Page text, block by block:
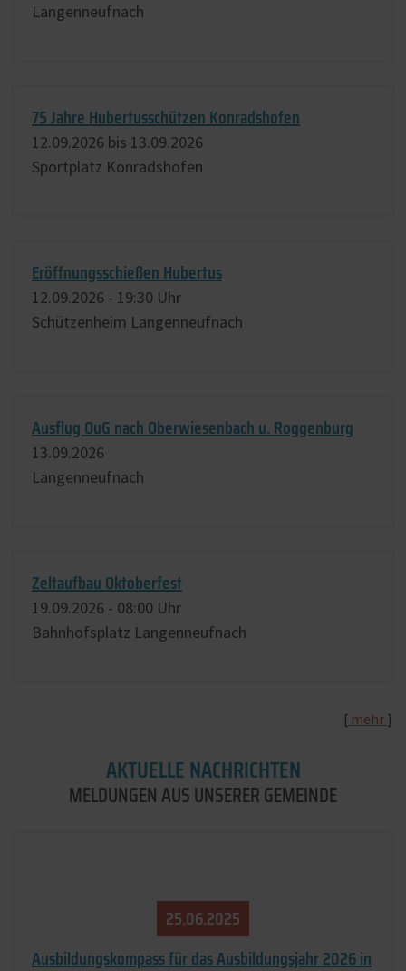
Langenneufnach
75 Jahre Hubertusschützen Konradshofen
12.​09.​2026 bis 13.​09.​2026
Sportplatz Konradshofen
Eröffnungsschießen Hubertus
12.​09.​2026 - 19:30 Uhr
Schützenheim Langenneufnach
Ausflug OuG nach Oberwiesenbach u. Roggenburg
13.​09.​2026
Langenneufnach
Zeltaufbau Oktoberfest
19.​09.​2026 - 08:00 Uhr
Bahnhofsplatz Langenneufnach
[ mehr ]
AKTUELLE NACHRICHTEN
MELDUNGEN AUS UNSERER GEMEINDE
25.​06.​2025
Ausbildungskompass für das Ausbildungsjahr 2026 in